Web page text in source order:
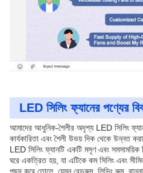
LED সিলিং ফ্যানের পণ্যের
আমাদের আধুনিক-শৈলীর অদৃশ্য LED সিলিং
কার্যকারিতা এবং শৈলী উভয় দিক থেকে উন্নত
LED সিলিং ফ্যানটি একটি মসৃণ এবং সমসাময়িক
ঘরে একত্রিত হয়, যা এটিকে কম সিলিং এবং